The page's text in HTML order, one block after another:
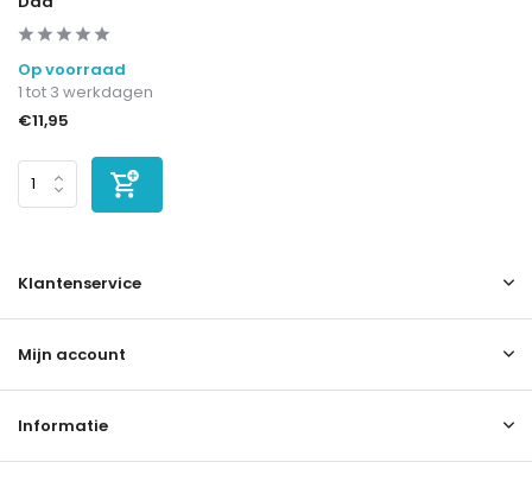
Op voorraad
1 tot 3 werkdagen
€11,95
Klantenservice
Mijn account
Informatie